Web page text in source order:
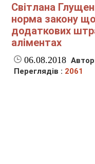
Світлана
норма закону
додаткових
аліментах
06.08.2018
Переглядів : 2061